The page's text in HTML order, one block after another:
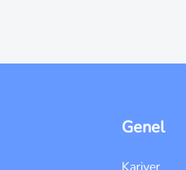
Genel
Kariyer